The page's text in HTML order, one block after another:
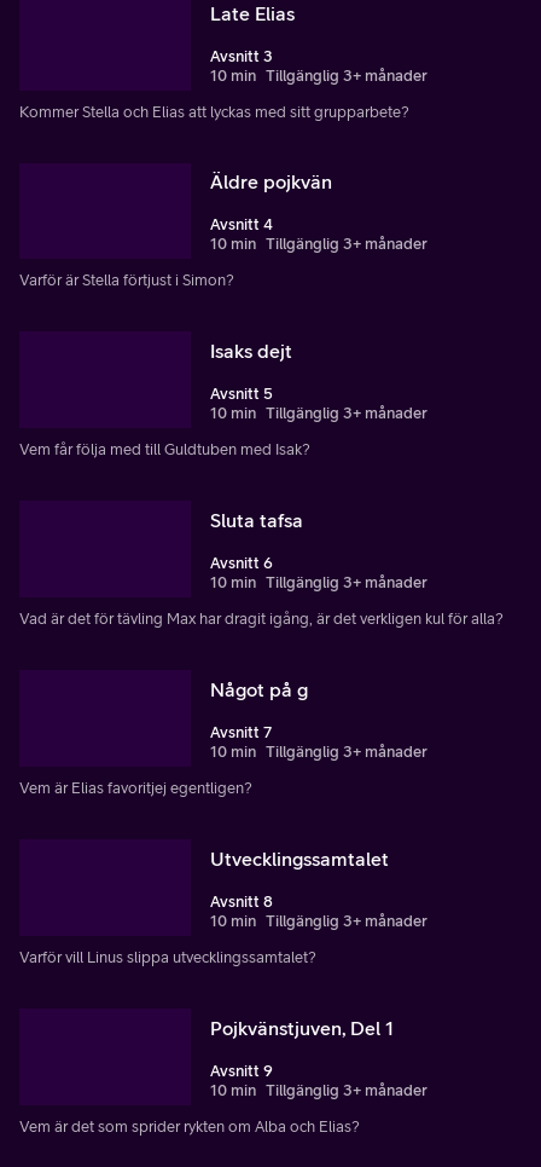
Late Elias
Avsnitt 3
10 min Tillgänglig 3+ månader
Kommer Stella och Elias att lyckas med sitt grupparbete?
Äldre pojkvän
Avsnitt 4
10 min Tillgänglig 3+ månader
Varför är Stella förtjust i Simon?
Isaks dejt
Avsnitt 5
10 min Tillgänglig 3+ månader
Vem får följa med till Guldtuben med Isak?
Sluta tafsa
Avsnitt 6
10 min Tillgänglig 3+ månader
Vad är det för tävling Max har dragit igång, är det verkligen kul för alla?
Något på g
Avsnitt 7
10 min Tillgänglig 3+ månader
Vem är Elias favoritjej egentligen?
Utvecklingssamtalet
Avsnitt 8
10 min Tillgänglig 3+ månader
Varför vill Linus slippa utvecklingssamtalet?
Pojkvänstjuven, Del 1
Avsnitt 9
10 min Tillgänglig 3+ månader
Vem är det som sprider rykten om Alba och Elias?